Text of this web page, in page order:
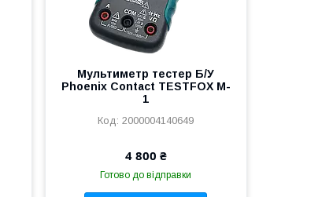
Мультиметр тестер Б/У
Phoenix Contact TESTFOX M-
1
2000004140649
4 800 ₴
Готово до відправки